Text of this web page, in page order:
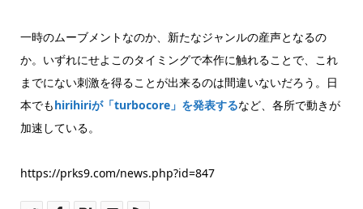
一時のムーブメントなのか、新たなジャンルの産声となるの
か。いずれにせよこのタイミングで本作に触れることで、これ
までにない刺激を得ることが出来るのは間違いないだろう。日
本でもhirihiriが「turbocore」を発表するなど、各所で動きが
加速している。
https://prks9.com/news.php?id=847